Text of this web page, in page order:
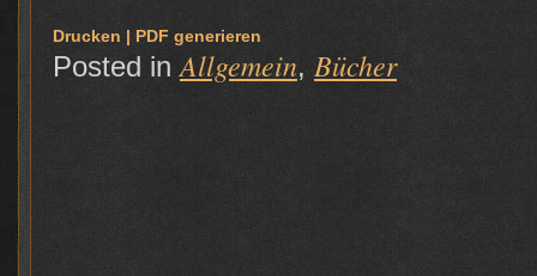
Drucken | PDF generieren
Posted in Allgemein, Bücher